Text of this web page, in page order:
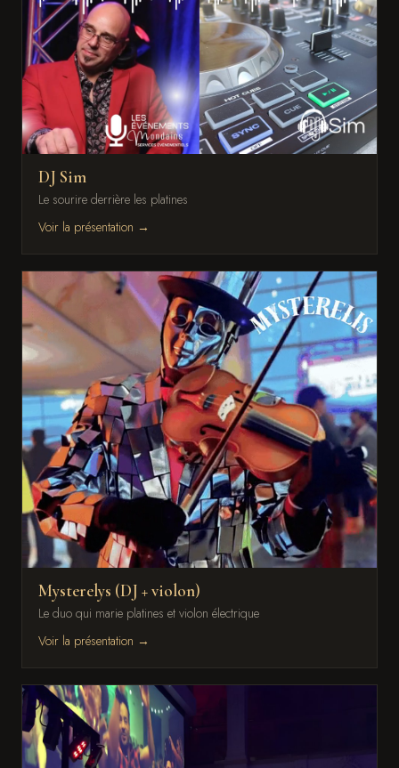
DJ Sim
Le sourire derrière les platines
Voir la présentation →
Mysterelys (DJ + violon)
Le duo qui marie platines et violon électrique
Voir la présentation →